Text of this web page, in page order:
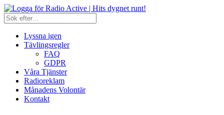
Lyssna igen
Tävlingsregler
FAQ
GDPR
Våra Tjänster
Radioreklam
Månadens Volontär
Kontakt